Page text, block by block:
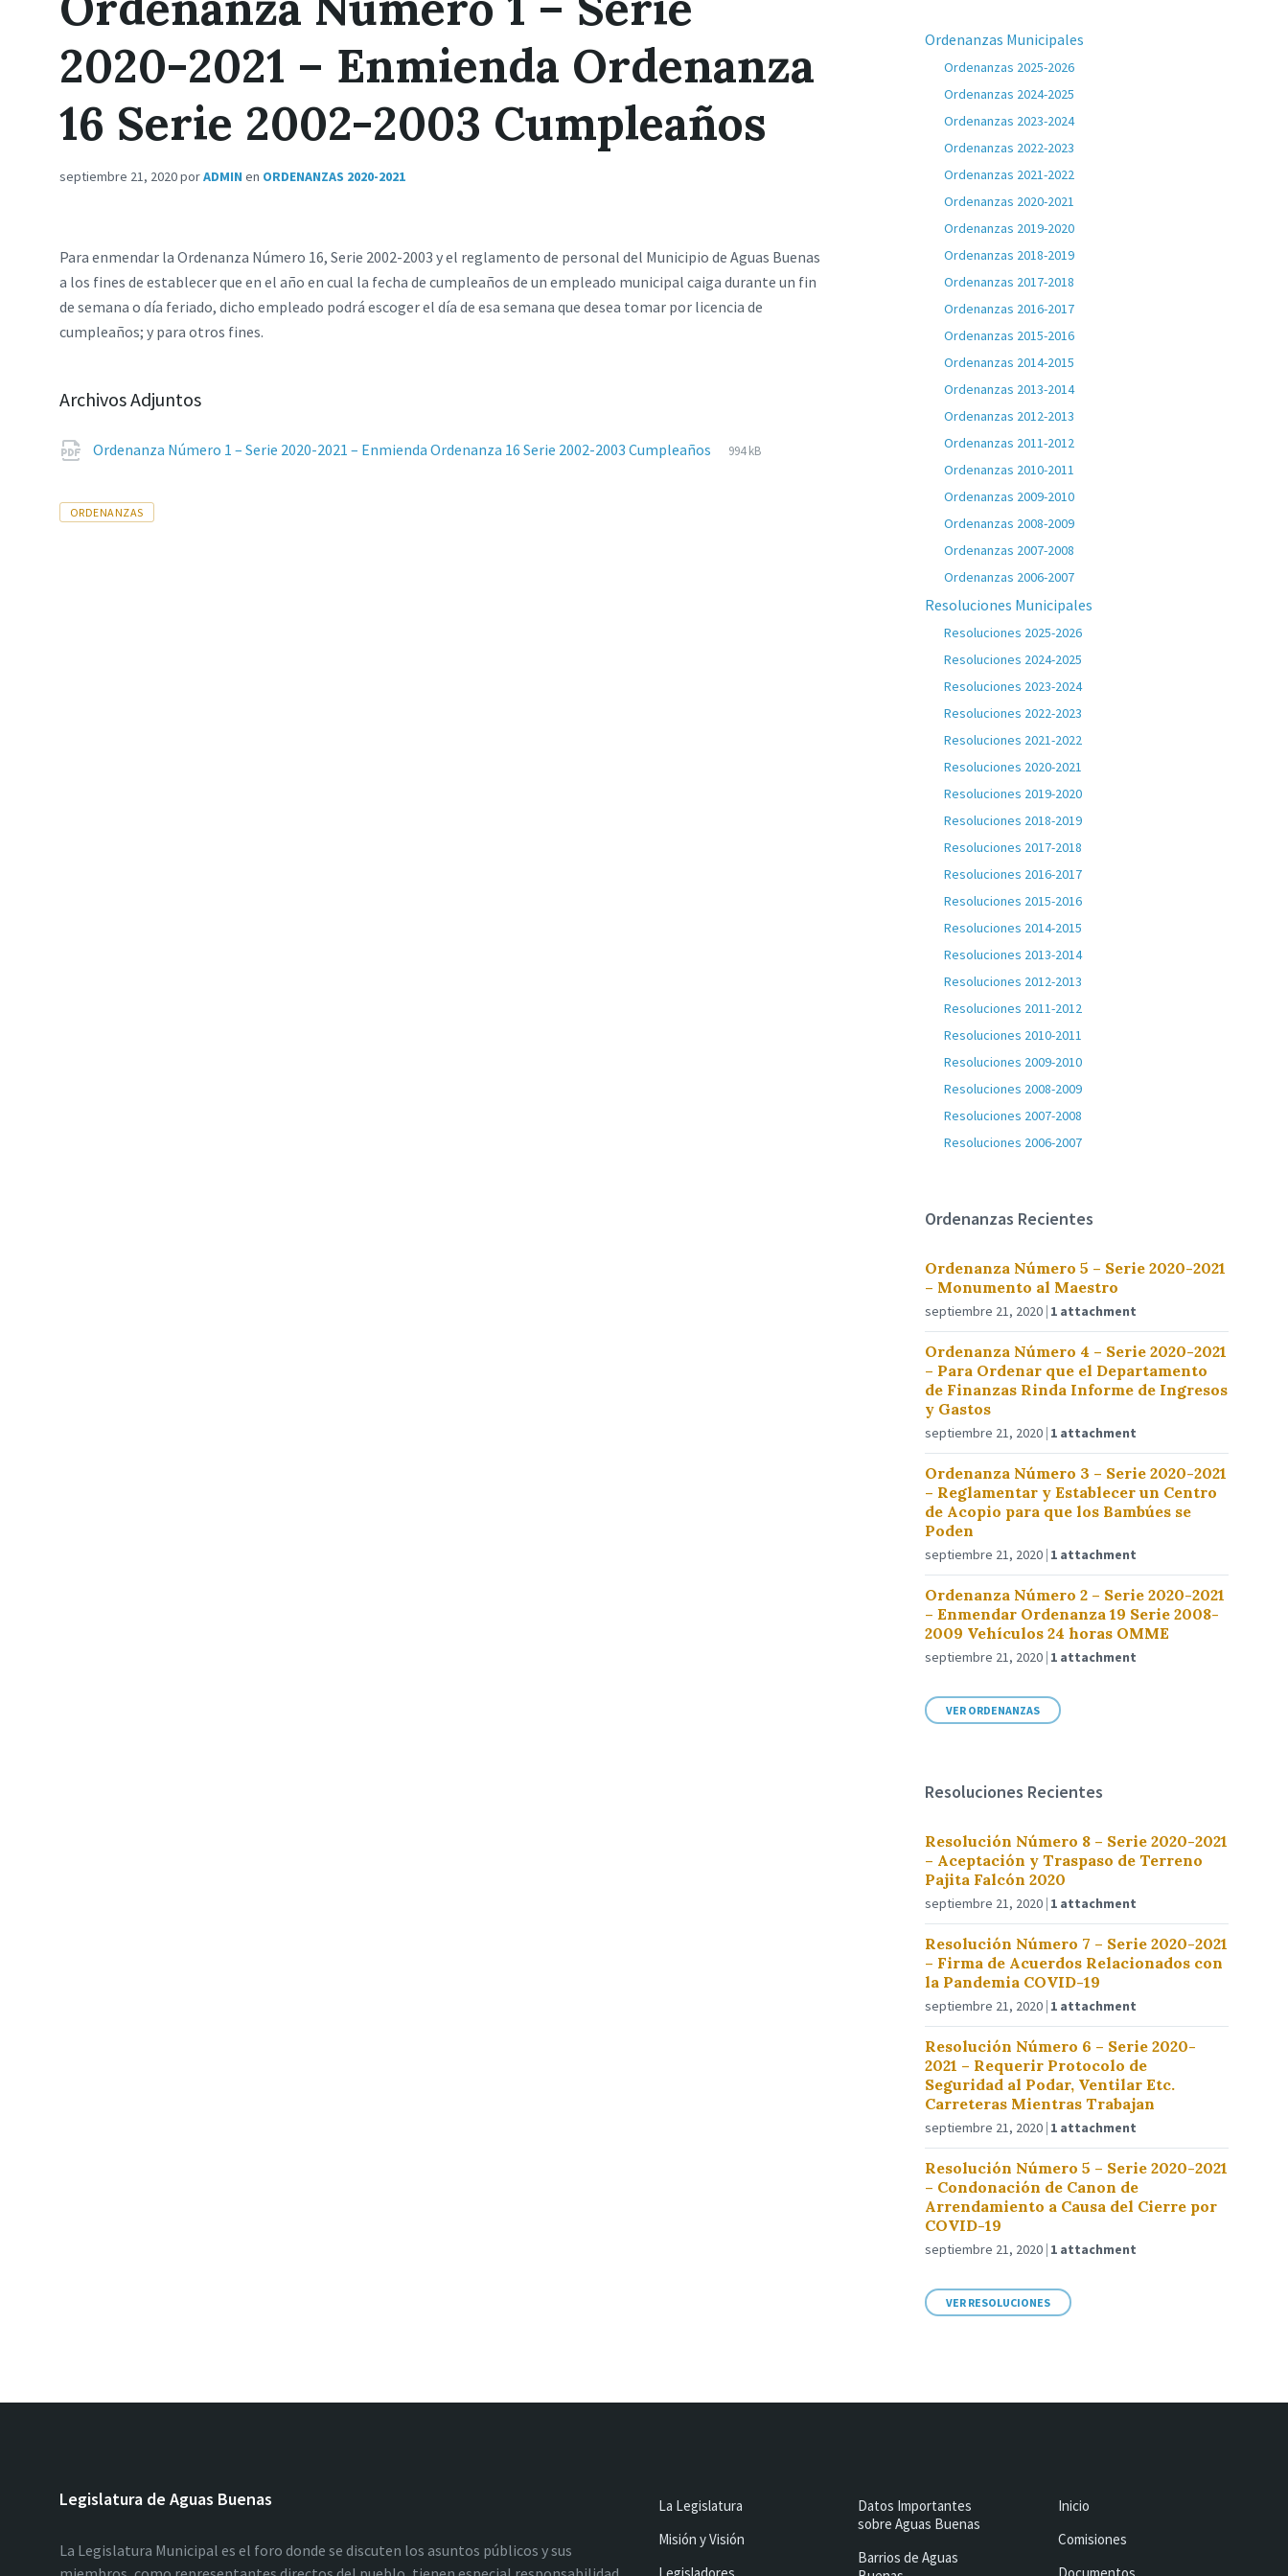
2020-2021 – Enmienda Ordenanza
16 Serie 2002-2003 Cumpleaños
septiembre 21, 2020porADMIN en ORDENANZAS 2020-2021
Para enmendar la Ordenanza Número 16, Serie 2002-2003 y el reglamento de personal del Municipio de Aguas Buenas
a los fines de establecer que en el año en cual la fecha de cumpleaños de un empleado municipal caiga durante un fin
de semana o día feriado, dicho empleado podrá escoger el día de esa semana que desea tomar por licencia de
cumpleaños; y para otros fines.
Archivos Adjuntos
Ordenanza Número 1 – Serie 2020-2021 – Enmienda Ordenanza 16 Serie 2002-2003 Cumpleaños
Extensiones
pdf
Tamaño
994 kB
Tags
ORDENANZAS
Ordenanzas Municipales
Ordenanzas 2025-2026
Ordenanzas 2024-2025
Ordenanzas 2023-2024
Ordenanzas 2022-2023
Ordenanzas 2021-2022
Ordenanzas 2020-2021
Ordenanzas 2019-2020
Ordenanzas 2018-2019
Ordenanzas 2017-2018
Ordenanzas 2016-2017
Ordenanzas 2015-2016
Ordenanzas 2014-2015
Ordenanzas 2013-2014
Ordenanzas 2012-2013
Ordenanzas 2011-2012
Ordenanzas 2010-2011
Ordenanzas 2009-2010
Ordenanzas 2008-2009
Ordenanzas 2007-2008
Ordenanzas 2006-2007
Resoluciones Municipales
Resoluciones 2025-2026
Resoluciones 2024-2025
Resoluciones 2023-2024
Resoluciones 2022-2023
Resoluciones 2021-2022
Resoluciones 2020-2021
Resoluciones 2019-2020
Resoluciones 2018-2019
Resoluciones 2017-2018
Resoluciones 2016-2017
Resoluciones 2015-2016
Resoluciones 2014-2015
Resoluciones 2013-2014
Resoluciones 2012-2013
Resoluciones 2011-2012
Resoluciones 2010-2011
Resoluciones 2009-2010
Resoluciones 2008-2009
Resoluciones 2007-2008
Resoluciones 2006-2007
Ordenanzas Recientes
Ordenanza Número 5 – Serie 2020-2021
– Monumento al Maestro
septiembre 21, 2020 1 attachment
Ordenanza Número 4 – Serie 2020-2021
– Para Ordenar que el Departamento
de Finanzas Rinda Informe de Ingresos
y Gastos
septiembre 21, 2020 1 attachment
Ordenanza Número 3 – Serie 2020-2021
– Reglamentar y Establecer un Centro
de Acopio para que los Bambúes se
Poden
septiembre 21, 2020 1 attachment
Ordenanza Número 2 – Serie 2020-2021
– Enmendar Ordenanza 19 Serie 2008-
2009 Vehículos 24 horas OMME
septiembre 21, 2020 1 attachment
VER ORDENANZAS
Resoluciones Recientes
Resolución Número 8 – Serie 2020-2021
– Aceptación y Traspaso de Terreno
Pajita Falcón 2020
septiembre 21, 2020 1 attachment
Resolución Número 7 – Serie 2020-2021
– Firma de Acuerdos Relacionados con
la Pandemia COVID-19
septiembre 21, 2020 1 attachment
Resolución Número 6 – Serie 2020-
2021 – Requerir Protocolo de
Seguridad al Podar, Ventilar Etc.
Carreteras Mientras Trabajan
septiembre 21, 2020 1 attachment
Resolución Número 5 – Serie 2020-2021
– Condonación de Canon de
Arrendamiento a Causa del Cierre por
COVID-19
septiembre 21, 2020 1 attachment
VER RESOLUCIONES
Legislatura de Aguas Buenas
La Legislatura Municipal es el foro donde se discuten los asuntos públicos y sus
La Legislatura
Misión y Visión
Datos Importantes
sobre Aguas Buenas
Barrios de Aguas
Inicio
Comisiones